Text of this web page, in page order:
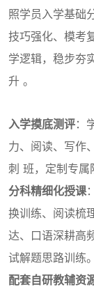
照学员入学基础
技巧强化、模考
学逻辑，稳步夯
升 。
入学摸底测评：
力、阅读、写作
刺 班，定制专属
分科精细化授课
换训练、阅读梳
达、口语深耕高
试解题思路训练。
配套自研教辅资